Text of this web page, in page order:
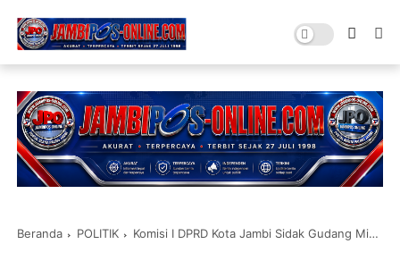
Beranda POLITIK Komisi I DPRD Kota Jambi Sidak Gudang Minyak Diduga Ilegal di Kenali Besar